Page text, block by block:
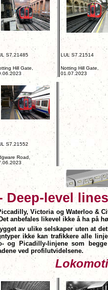
S7.21485
Hill Gate,
LUL S7.21514
Notting Hill Gate,
01.07.2023
S7.21552
Road,
level
Victoria og Waterloo
anbefales likevel ikke å ha på
av ulike selskaper uten at
ikke kan trafikkere alle
Picadilly-linjene som
ved profilutvidelsene.